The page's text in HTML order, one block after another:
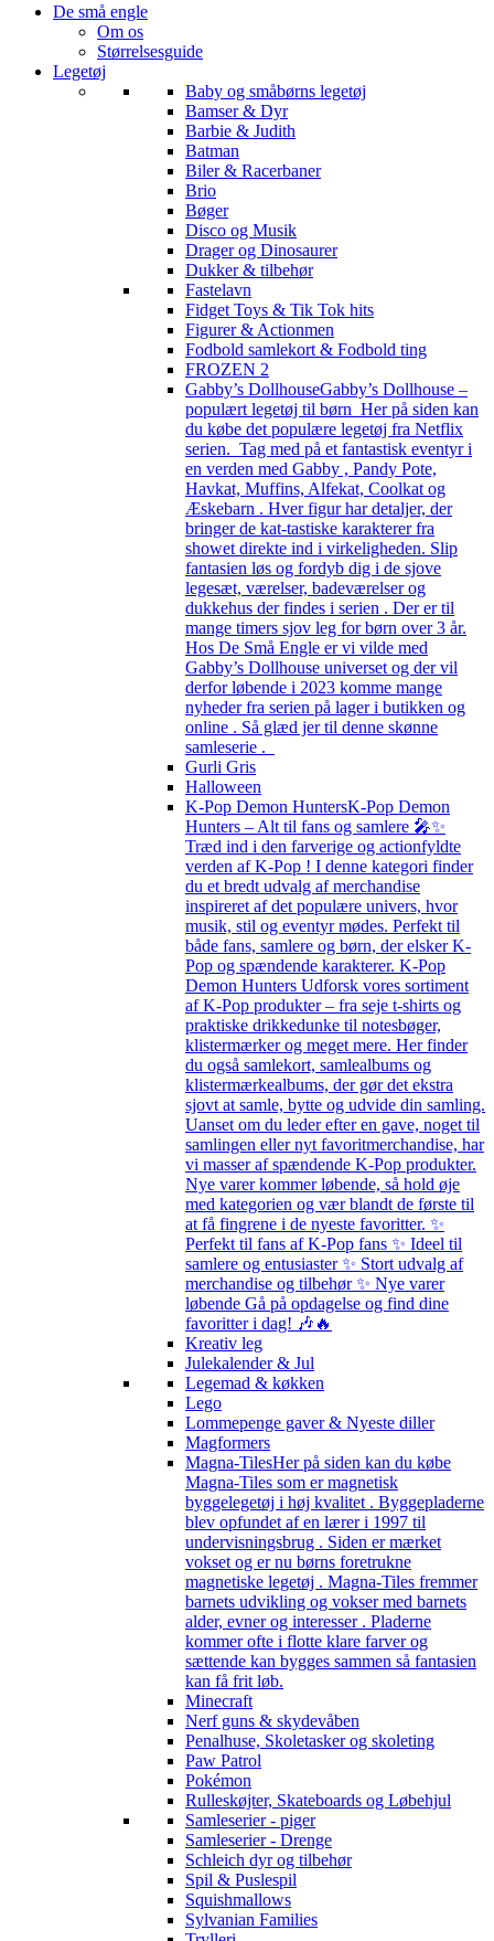
De små engle
Om os
Størrelsesguide
Legetøj
Baby og småbørns legetøj
Bamser & Dyr
Barbie & Judith
Batman
Biler & Racerbaner
Brio
Bøger
Disco og Musik
Drager og Dinosaurer
Dukker & tilbehør
Fastelavn
Fidget Toys & Tik Tok hits
Figurer & Actionmen
Fodbold samlekort & Fodbold ting
FROZEN 2
Gabby’s DollhouseGabby’s Dollhouse –
populært legetøj til børn Her på siden kan
du købe det populære legetøj fra Netflix
serien. Tag med på et fantastisk eventyr i
en verden med Gabby , Pandy Pote,
Havkat, Muffins, Alfekat, Coolkat og
Æskebarn . Hver figur har detaljer, der
bringer de kat-tastiske karakterer fra
showet direkte ind i virkeligheden. Slip
fantasien løs og fordyb dig i de sjove
legesæt, værelser, badeværelser og
dukkehus der findes i serien . Der er til
mange timers sjov leg for børn over 3 år.
Hos De Små Engle er vi vilde med
Gabby’s Dollhouse universet og der vil
derfor løbende i 2023 komme mange
nyheder fra serien på lager i butikken og
online . Så glæd jer til denne skønne
samleserie .
Gurli Gris
Halloween
K-Pop Demon HuntersK-Pop Demon
Hunters – Alt til fans og samlere 🎤✨
Træd ind i den farverige og actionfyldte
verden af K-Pop ! I denne kategori finder
du et bredt udvalg af merchandise
inspireret af det populære univers, hvor
musik, stil og eventyr mødes. Perfekt til
både fans, samlere og børn, der elsker K-
Pop og spændende karakterer. K-Pop
Demon Hunters Udforsk vores sortiment
af K-Pop produkter – fra seje t-shirts og
praktiske drikkedunke til notesbøger,
klistermærker og meget mere. Her finder
du også samlekort, samlealbums og
klistermærkealbums, der gør det ekstra
sjovt at samle, bytte og udvide din samling.
Uanset om du leder efter en gave, noget til
samlingen eller nyt favoritmerchandise, har
vi masser af spændende K-Pop produkter.
Nye varer kommer løbende, så hold øje
med kategorien og vær blandt de første til
at få fingrene i de nyeste favoritter. ✨
Perfekt til fans af K-Pop fans ✨ Ideel til
samlere og entusiaster ✨ Stort udvalg af
merchandise og tilbehør ✨ Nye varer
løbende Gå på opdagelse og find dine
favoritter i dag! 🎶🔥
Kreativ leg
Julekalender & Jul
Legemad & køkken
Lego
Lommepenge gaver & Nyeste diller
Magformers
Magna-TilesHer på siden kan du købe
Magna-Tiles som er magnetisk
byggelegetøj i høj kvalitet . Byggepladerne
blev opfundet af en lærer i 1997 til
undervisningsbrug . Siden er mærket
vokset og er nu børns foretrukne
magnetiske legetøj . Magna-Tiles fremmer
barnets udvikling og vokser med barnets
alder, evner og interesser . Pladerne
kommer ofte i flotte klare farver og
sættende kan bygges sammen så fantasien
kan få frit løb.
Minecraft
Nerf guns & skydevåben
Penalhuse, Skoletasker og skoleting
Paw Patrol
Pokémon
Rulleskøjter, Skateboards og Løbehjul
Samleserier - piger
Samleserier - Drenge
Schleich dyr og tilbehør
Spil & Puslespil
Squishmallows
Sylvanian Families